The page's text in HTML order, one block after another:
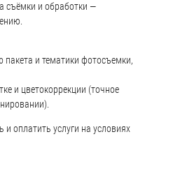
съёмки и обработки —
и тематики фотосъемки,
и цветокоррекции (точное
и оплатить услуги на условиях